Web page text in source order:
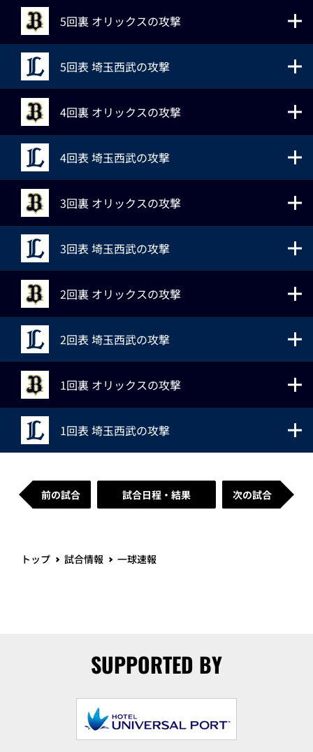
5回裏 オリックスの攻撃
5回表 埼玉西武の攻撃
4回裏 オリックスの攻撃
4回表 埼玉西武の攻撃
3回裏 オリックスの攻撃
3回表 埼玉西武の攻撃
2回裏 オリックスの攻撃
2回表 埼玉西武の攻撃
1回裏 オリックスの攻撃
1回表 埼玉西武の攻撃
前の試合 試合日程・結果 次の試合
トップ 試合情報 一球速報
SUPPORTED BY